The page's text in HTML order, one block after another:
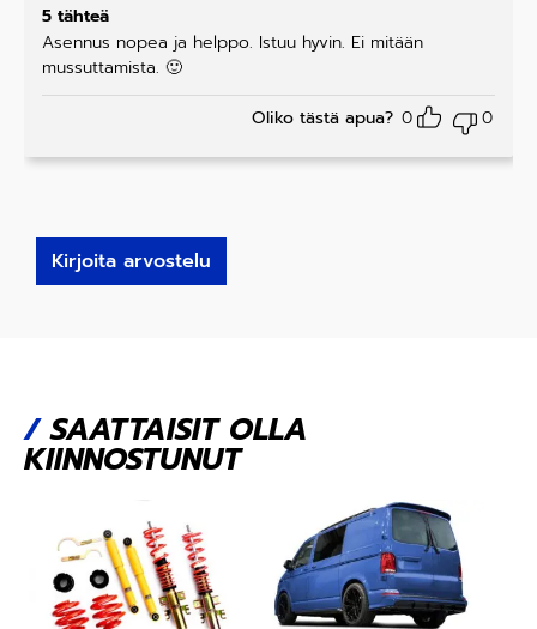
Arvostelu
tuotteesta
:5/ 5
5 tähteä
Asennus nopea ja helppo. Istuu hyvin. Ei mitään
mussuttamista. 🙂
Oliko tästä apua? 0 0
Kirjoita arvostelu
/SAATTAISIT OLLA
KIINNOSTUNUT